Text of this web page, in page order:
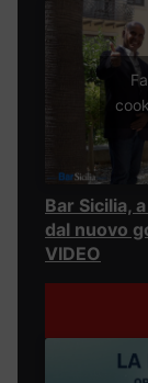
Bar Sicilia,
dal nuovo
VIDEO